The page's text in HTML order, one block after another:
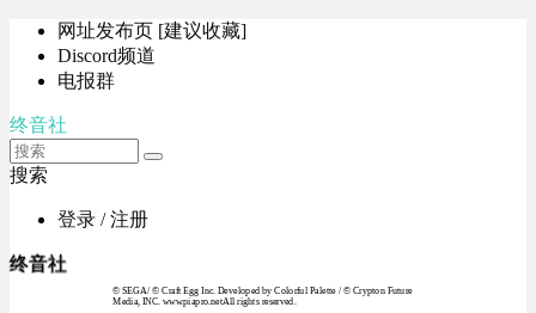
网址发布页 [建议收藏]
Discord频道
电报群
终音社
搜索
登录 / 注册
终音社
© SEGA / © Craft Egg Inc. Developed by Colorful Palette / © Crypton Future
Media, INC. www.piapro.netAll rights reserved.